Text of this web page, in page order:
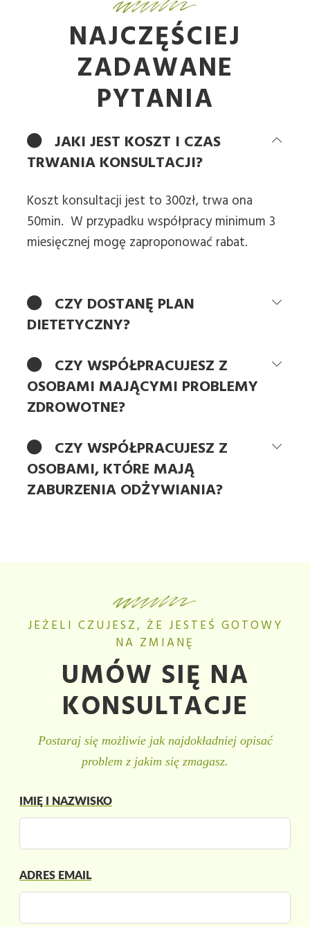
NAJCZĘŚCIEJ
ZADAWANE
PYTANIA
JAKI JEST KOSZT I CZAS
TRWANIA KONSULTACJI?
Koszt konsultacji jest to 300zł, trwa ona
50min. W przypadku współpracy minimum 3
miesięcznej mogę zaproponować rabat.
CZY DOSTANĘ PLAN
DIETETYCZNY?
CZY WSPÓŁPRACUJESZ Z
OSOBAMI MAJĄCYMI PROBLEMY
ZDROWOTNE?
CZY WSPÓŁPRACUJESZ Z
OSOBAMI, KTÓRE MAJĄ
ZABURZENIA ODŻYWIANIA?
JEŻELI CZUJESZ, ŻE JESTEŚ GOTOWY
NA ZMIANĘ
UMÓW SIĘ NA
KONSULTACJE
Postaraj się możliwie jak najdokładniej opisać
problem z jakim się zmagasz.
L
e
a
h
IMIĘ I NAZWISKO
ADRES EMAIL